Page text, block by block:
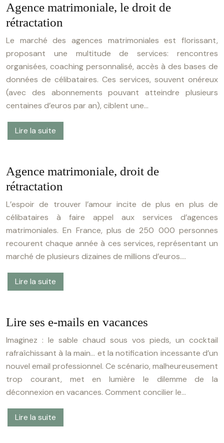
Agence matrimoniale, le droit de
rétractation
Le marché des agences matrimoniales est florissant,
proposant une multitude de services: rencontres
organisées, coaching personnalisé, accès à des bases de
données de célibataires. Ces services, souvent onéreux
(avec des abonnements pouvant atteindre plusieurs
centaines d’euros par an), ciblent une…
Lire la suite
Agence matrimoniale, droit de
rétractation
L’espoir de trouver l’amour incite de plus en plus de
célibataires à faire appel aux services d’agences
matrimoniales. En France, plus de 250 000 personnes
recourent chaque année à ces services, représentant un
marché de plusieurs dizaines de millions d’euros….
Lire la suite
Lire ses e-mails en vacances
Imaginez : le sable chaud sous vos pieds, un cocktail
rafraîchissant à la main… et la notification incessante d’un
nouvel email professionnel. Ce scénario, malheureusement
trop courant, met en lumière le dilemme de la
déconnexion en vacances. Comment concilier le…
Lire la suite